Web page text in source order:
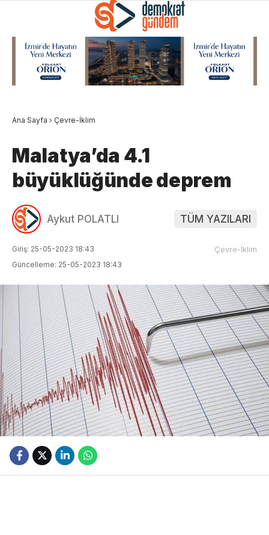
Ana Sayfa › Çevre-İklim
Malatya’da 4.1
büyüklüğünde deprem
Aykut POLATLI TÜM YAZILARI
Giriş: 25-05-2023 18:43
Güncelleme: 25-05-2023 18:43
Çevre-İklim